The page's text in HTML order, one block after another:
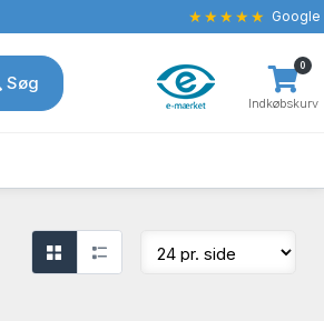
★★★★★ Google
Søg
Indkøbskurv
0